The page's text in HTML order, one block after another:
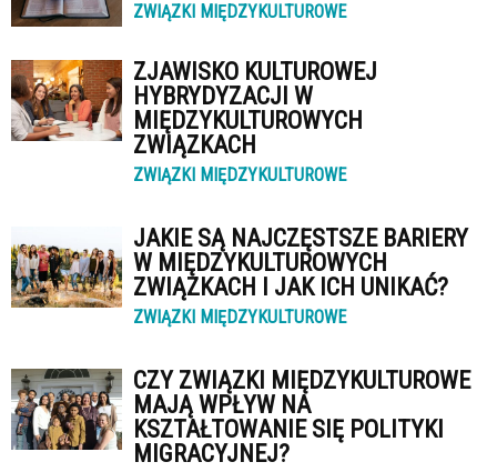
ZWIĄZKI MIĘDZYKULTUROWE
ZJAWISKO KULTUROWEJ
HYBRYDYZACJI W
MIĘDZYKULTUROWYCH
ZWIĄZKACH
ZWIĄZKI MIĘDZYKULTUROWE
JAKIE SĄ NAJCZĘSTSZE BARIERY
W MIĘDZYKULTUROWYCH
ZWIĄZKACH I JAK ICH UNIKAĆ?
ZWIĄZKI MIĘDZYKULTUROWE
CZY ZWIĄZKI MIĘDZYKULTUROWE
MAJĄ WPŁYW NA
KSZTAŁTOWANIE SIĘ POLITYKI
MIGRACYJNEJ?